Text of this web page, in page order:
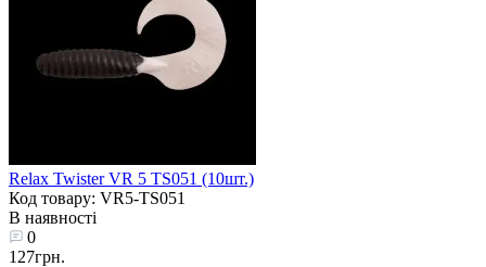
Relax Twister VR 5 TS051 (10шт.)
Код товару: VR5-TS051
В наявності
0
127грн.